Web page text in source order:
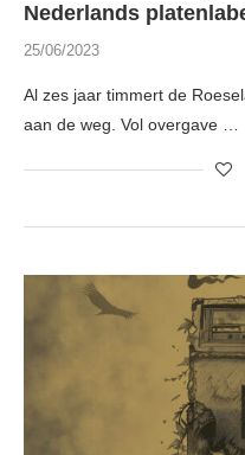
Nederlands
25/06/2023
Al zes jaar timmert de
aan de weg. Vol overgave …